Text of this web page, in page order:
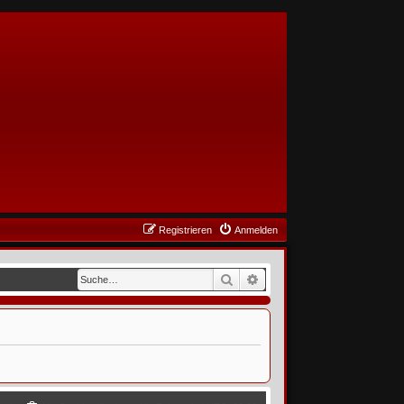
Anmelden
Registrieren
Suche